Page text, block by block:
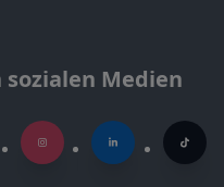
sozialen Medien